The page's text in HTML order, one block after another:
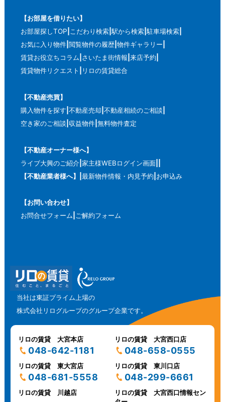
【お部屋を借りたい】
お部屋探しTOP こだわり検索 駅から検索 駐車場検索
お気に入り物件 閲覧物件の履歴 物件ギャラリー
賃貸お役立ちコラム さいたま街情報 来店予約
賃貸物件リクエスト
リロの賃貸総合
【不動産売買】
購入物件を探す 不動産売却 不動産相続のご相談
空き家のご相談 収益物件 無料物件査定
【不動産オーナー様へ】
ライブ大興のご紹介 家主様WEBログイン画面
【不動産業者様へ】
最新物件情報・内見予約 お申込み
【お問い合わせ】
お問合せフォーム ご解約フォーム
当社は東証プライム上場の
株式会社リログループのグループ企業です。
リロの賃貸 大宮本店
048-642-1181
リロの賃貸 大宮西口店
048-658-0555
リロの賃貸 東大宮店
048-681-5558
リロの賃貸 東川口店
048-299-6661
リロの賃貸 川越店
リロの賃貸 大宮西口情報セン